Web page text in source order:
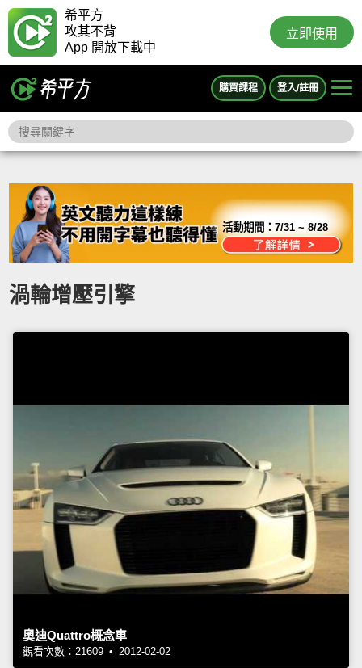
希平方
攻其不背
App 開放下載中
立即使用
購買課程 登入/註冊
活動期間：7/31 ~ 8/28
渦輪增壓引擎
奧迪Quattro概念車
觀看次數：21609 • 2012-02-02